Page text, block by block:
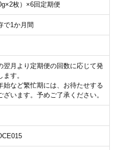
枚）×6回定期便
で1か月間
翌月より定期便の回数に応じて発
す。
始など繁忙期には、お待たせする
ざいます。予めご了承ください。